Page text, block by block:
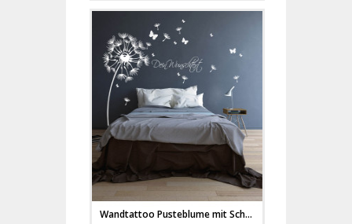
Wandtattoo Pusteblume mit Schmetterlingen und Wunschtext M1416